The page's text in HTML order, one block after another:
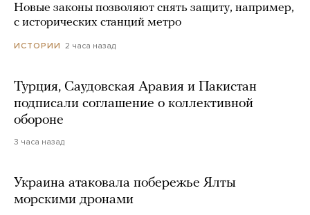
Новые законы позволяют снять защиту, например,
с исторических станций метро
ИСТОРИИ 2 часа назад
Турция, Саудовская Аравия и Пакистан
подписали соглашение о коллективной
обороне
3 часа назад
Украина атаковала побережье Ялты
морскими дронами